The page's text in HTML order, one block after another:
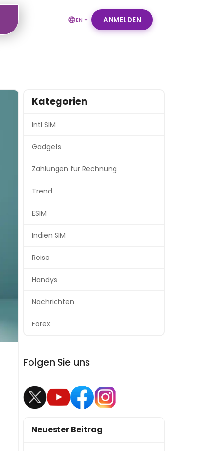
EN ANMELDEN
Kategorien
Intl SIM
Gadgets
Zahlungen für Rechnung
Trend
ESIM
Indien SIM
Reise
Handys
Nachrichten
Forex
Folgen Sie uns
Neuester Beitrag